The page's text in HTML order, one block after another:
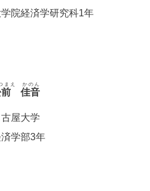
学院経済学研究科1年
前 佳音
まえ かのん
屋大学
学部3年